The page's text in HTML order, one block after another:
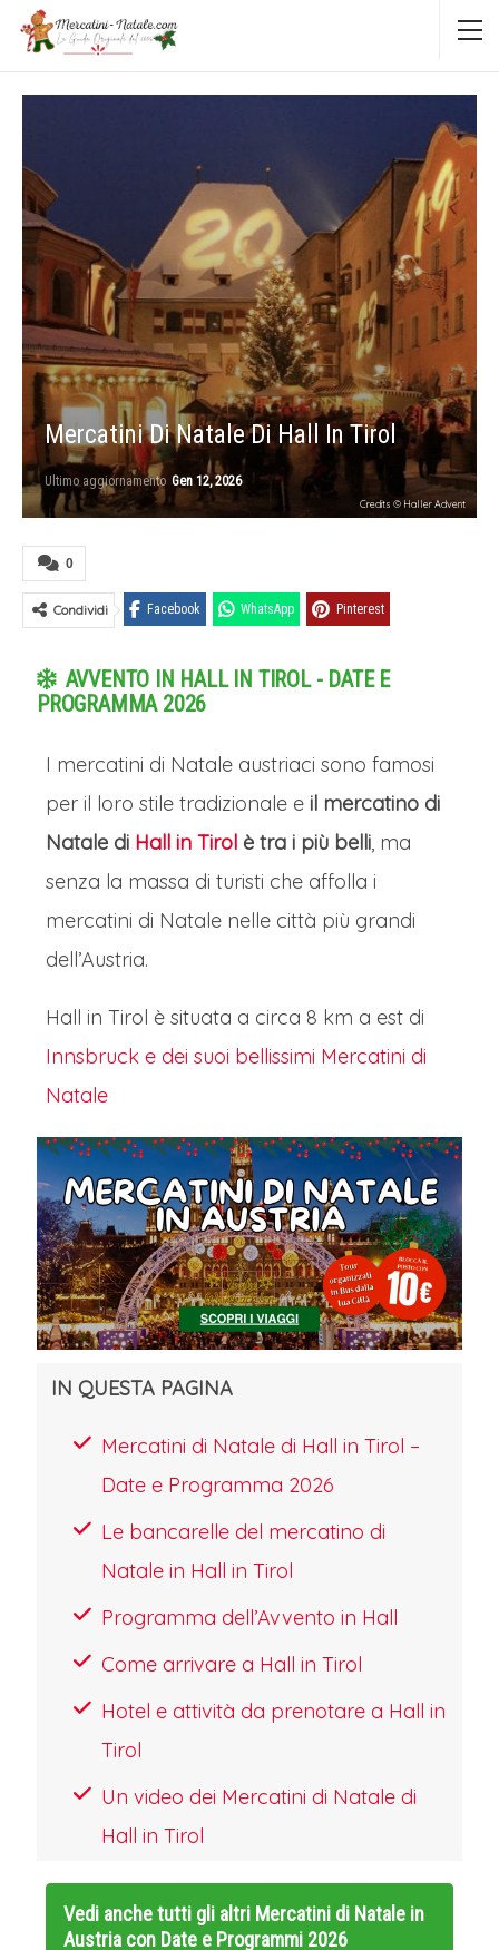
Mercatini Di Natale Di Hall In Tirol
Ultimo aggiornamento Gen 12, 2026
Credits © Haller Advent
0
Condividi Facebook WhatsApp Pinterest
AVVENTO IN HALL IN TIROL - DATE E
PROGRAMMA 2026
I mercatini di Natale austriaci sono famosi
per il loro stile tradizionale e il mercatino di
Natale di Hall in Tirol è tra i più belli, ma
senza la massa di turisti che affolla i
mercatini di Natale nelle città più grandi
dell’Austria.
Hall in Tirol è situata a circa 8 km a est di
Innsbruck e dei suoi bellissimi Mercatini di
Natale
IN QUESTA PAGINA
Mercatini di Natale di Hall in Tirol –
Date e Programma 2026
Le bancarelle del mercatino di
Natale in Hall in Tirol
Programma dell’Avvento in Hall
Come arrivare a Hall in Tirol
Hotel e attività da prenotare a Hall in
Tirol
Un video dei Mercatini di Natale di
Hall in Tirol
Vedi anche tutti gli altri Mercatini di Natale in
Austria con Date e Programmi 2026